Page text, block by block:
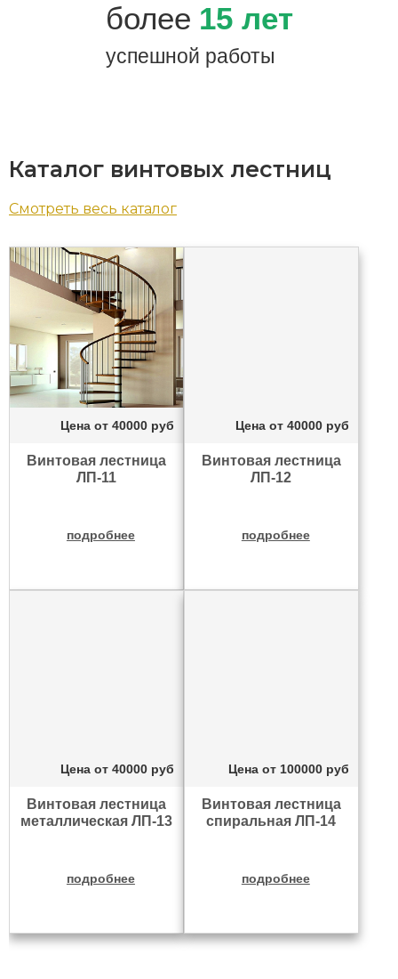
более 15лет
успешной работы
Каталог винтовых лестниц
Смотреть весь каталог
Цена от 40000руб
Винтовая лестница
ЛП-11
подробнее
Цена от 40000руб
Винтовая лестница
ЛП-12
подробнее
Цена от 40000руб
Винтовая лестница
металлическая ЛП-13
подробнее
Цена от 100000руб
Винтовая лестница
спиральная ЛП-14
подробнее